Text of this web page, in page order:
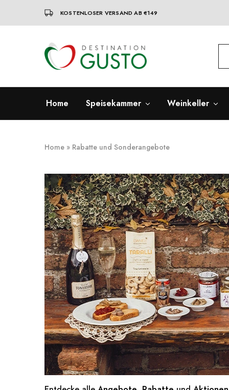
KOSTENLOSER VERSAND AB €149
Destination
Gusto
Italienische
Exzellenz
100%
qualität
Home Speisekammer Weinkeller
Home » Rabatte und Sonderangebote